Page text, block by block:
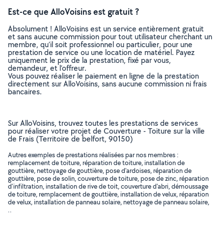
Est-ce que AlloVoisins est gratuit ?
Absolument ! AlloVoisins est un service entièrement gratuit
et sans aucune commission pour tout utilisateur cherchant un
membre, qu’il soit professionnel ou particulier, pour une
prestation de service ou une location de matériel. Payez
uniquement le prix de la prestation, fixé par vous,
demandeur, et l’offreur.
Vous pouvez réaliser le paiement en ligne de la prestation
directement sur AlloVoisins, sans aucune commission ni frais
bancaires.
Sur AlloVoisins, trouvez toutes les prestations de services
pour réaliser votre projet de Couverture - Toiture sur la ville
de Frais (Territoire de belfort, 90150)
Autres exemples de prestations réalisées par nos membres :
remplacement de toiture, réparation de toiture, installation de
gouttière, nettoyage de gouttière, pose d'ardoises, réparation de
gouttière, pose de solin, couverture de toiture, pose de zinc, réparation
d'infiltration, installation de rive de toit, couverture d'abri, démoussage
de toiture, remplacement de gouttière, installation de velux, réparation
de velux, installation de panneau solaire, nettoyage de panneau solaire,
..